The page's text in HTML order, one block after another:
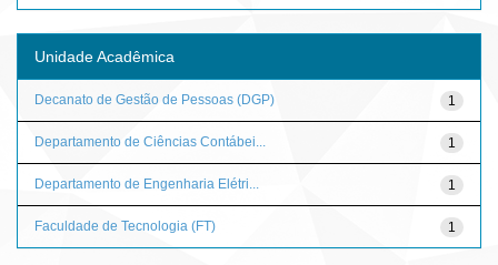
Unidade Acadêmica
1
Decanato de Gestão de Pessoas (DGP)
1
Departamento de Ciências Contábei...
1
Departamento de Engenharia Elétri...
1
Faculdade de Tecnologia (FT)